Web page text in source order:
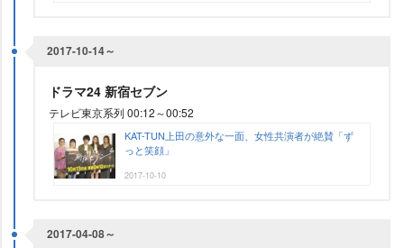
2017-10-14～
ドラマ24 新宿セブン
テレビ東京系列 00:12～00:52
KAT-TUN上田の意外な一面、女性共演者が絶賛「ず
っと笑顔」
2017-10-10
2017-04-08～